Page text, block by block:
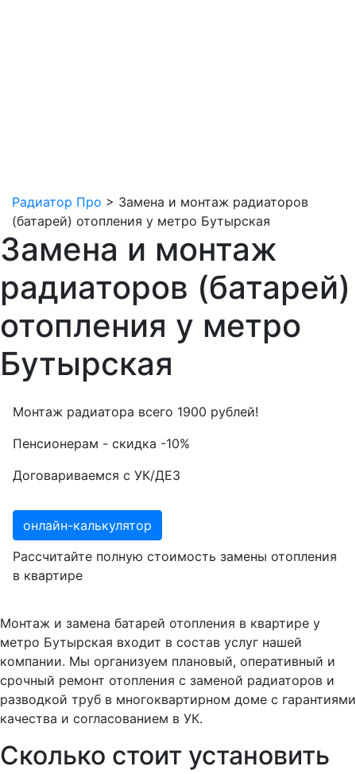
Радиатор Про > Замена и монтаж радиаторов
(батарей) отопления у метро Бутырская
Замена и монтаж
радиаторов (батарей)
отопления у метро
Бутырская
Монтаж радиатора всего 1900 рублей!
Пенсионерам - скидка -10%
Договариваемся с УК/ДЕЗ
онлайн-калькулятор
Рассчитайте полную стоимость замены отопления
в квартире
Монтаж и замена батарей отопления в квартире у
метро Бутырская входит в состав услуг нашей
компании. Мы организуем плановый, оперативный и
срочный ремонт отопления с заменой радиаторов и
разводкой труб в многоквартирном доме с гарантиями
качества и согласованием в УК.
Сколько стоит установить